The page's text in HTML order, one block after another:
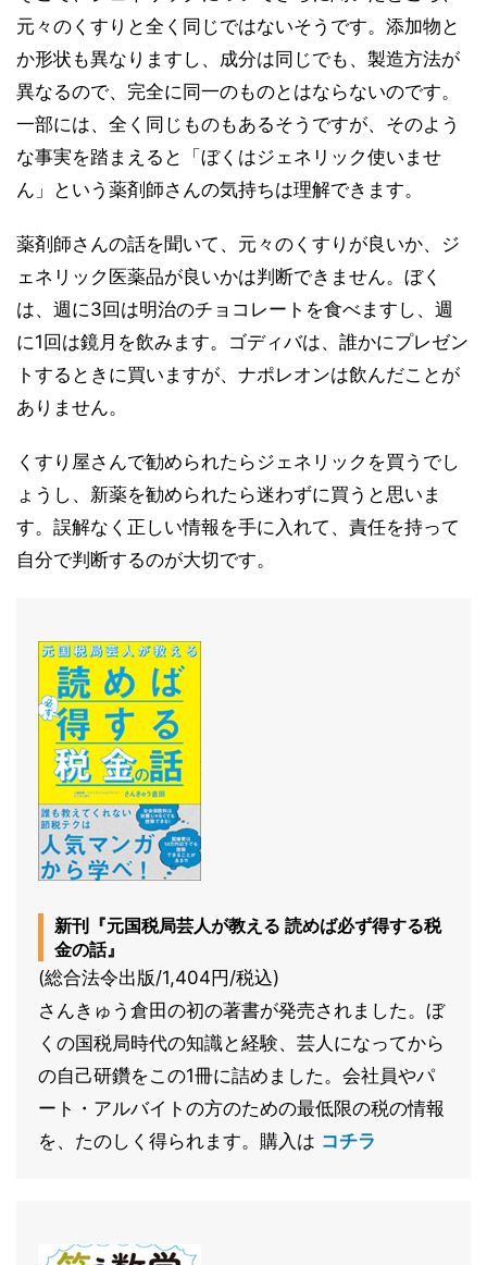
元々のくすりと全く同じではないそうです。添加物と
か形状も異なりますし、成分は同じでも、製造方法が
異なるので、完全に同一のものとはならないのです。
一部には、全く同じものもあるそうですが、そのよう
な事実を踏まえると「ぼくはジェネリック使いませ
ん」という薬剤師さんの気持ちは理解できます。
薬剤師さんの話を聞いて、元々のくすりが良いか、ジ
ェネリック医薬品が良いかは判断できません。ぼく
は、週に3回は明治のチョコレートを食べますし、週
に1回は鏡月を飲みます。ゴディバは、誰かにプレゼン
トするときに買いますが、ナポレオンは飲んだことが
ありません。
くすり屋さんで勧められたらジェネリックを買うでし
ょうし、新薬を勧められたら迷わずに買うと思いま
す。誤解なく正しい情報を手に入れて、責任を持って
自分で判断するのが大切です。
新刊『元国税局芸人が教える 読めば必ず得する税
金の話』
(総合法令出版/1,404円/税込)
さんきゅう倉田の初の著書が発売されました。ぼ
くの国税局時代の知識と経験、芸人になってから
の自己研鑽をこの1冊に詰めました。会社員やパ
ート・アルバイトの方のための最低限の税の情報
を、たのしく得られます。購入は コチラ